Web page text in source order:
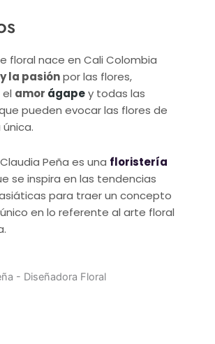
floral nace en Cali Colombia
la pasiónpor las flores,
amor ágapey todas las
pueden evocar las flores de
Peña es una floristería
se inspira en las tendencias
para traer un concepto
en lo referente al arte floral
- Diseñadora Floral